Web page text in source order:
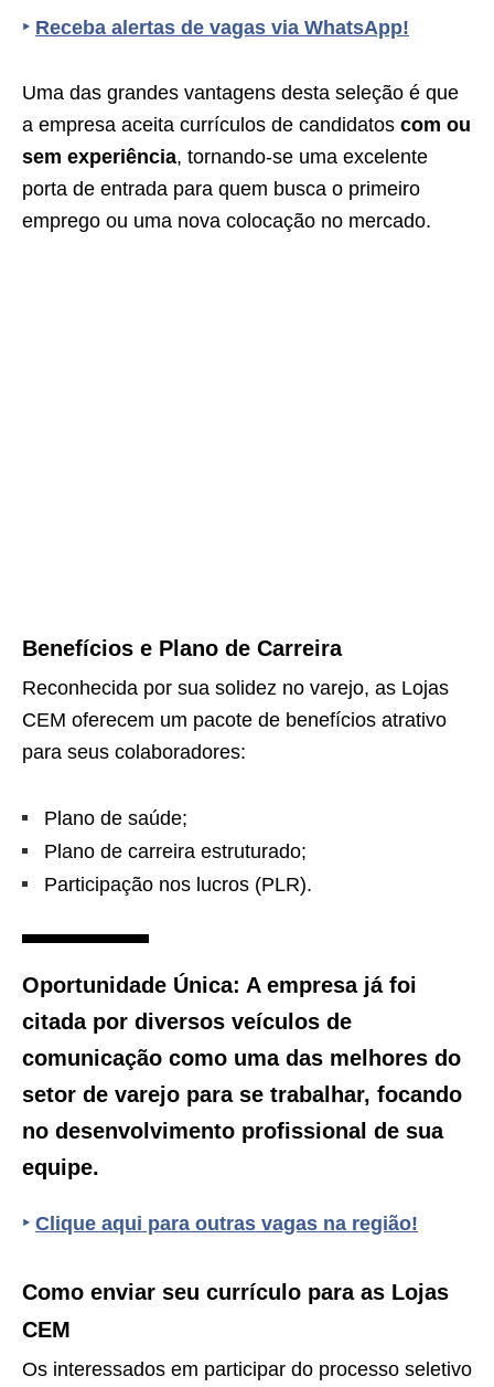
‣ Receba alertas de vagas via WhatsApp!
Uma das grandes vantagens desta seleção é que
a empresa aceita currículos de candidatos com ou
sem experiência, tornando-se uma excelente
porta de entrada para quem busca o primeiro
emprego ou uma nova colocação no mercado.
Benefícios e Plano de Carreira
Reconhecida por sua solidez no varejo, as Lojas
CEM oferecem um pacote de benefícios atrativo
para seus colaboradores:
Plano de saúde;
Plano de carreira estruturado;
Participação nos lucros (PLR).
Oportunidade Única: A empresa já foi
citada por diversos veículos de
comunicação como uma das melhores do
setor de varejo para se trabalhar, focando
no desenvolvimento profissional de sua
equipe.
‣ Clique aqui para outras vagas na região!
Como enviar seu currículo para as Lojas
CEM
Os interessados em participar do processo seletivo